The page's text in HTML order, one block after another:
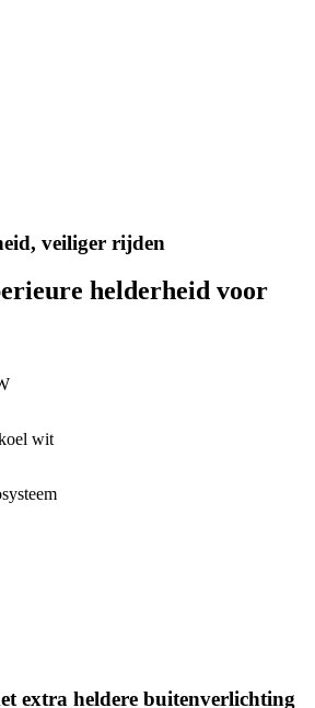
veiliger rijden
helderheid voor
wit
extra heldere buitenverlichting